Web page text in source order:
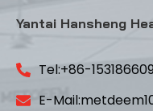
Yantai Hansheng
Tel:+86-
E-